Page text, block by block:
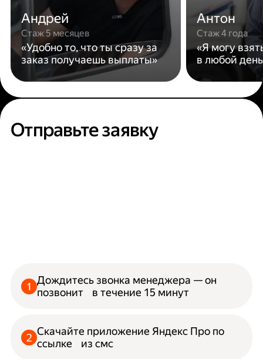
Андрей
Стаж 5 месяцев
«Удобно то, что ты сразу за
заказ получаешь выплаты»
Антон
Стаж 4 года
«Я могу
в любой
Отправьте заявку
Дождитесь звонка менеджера — он
позвонит в течение 15 минут
Скачайте приложение Яндекс Про по
ссылке из смс